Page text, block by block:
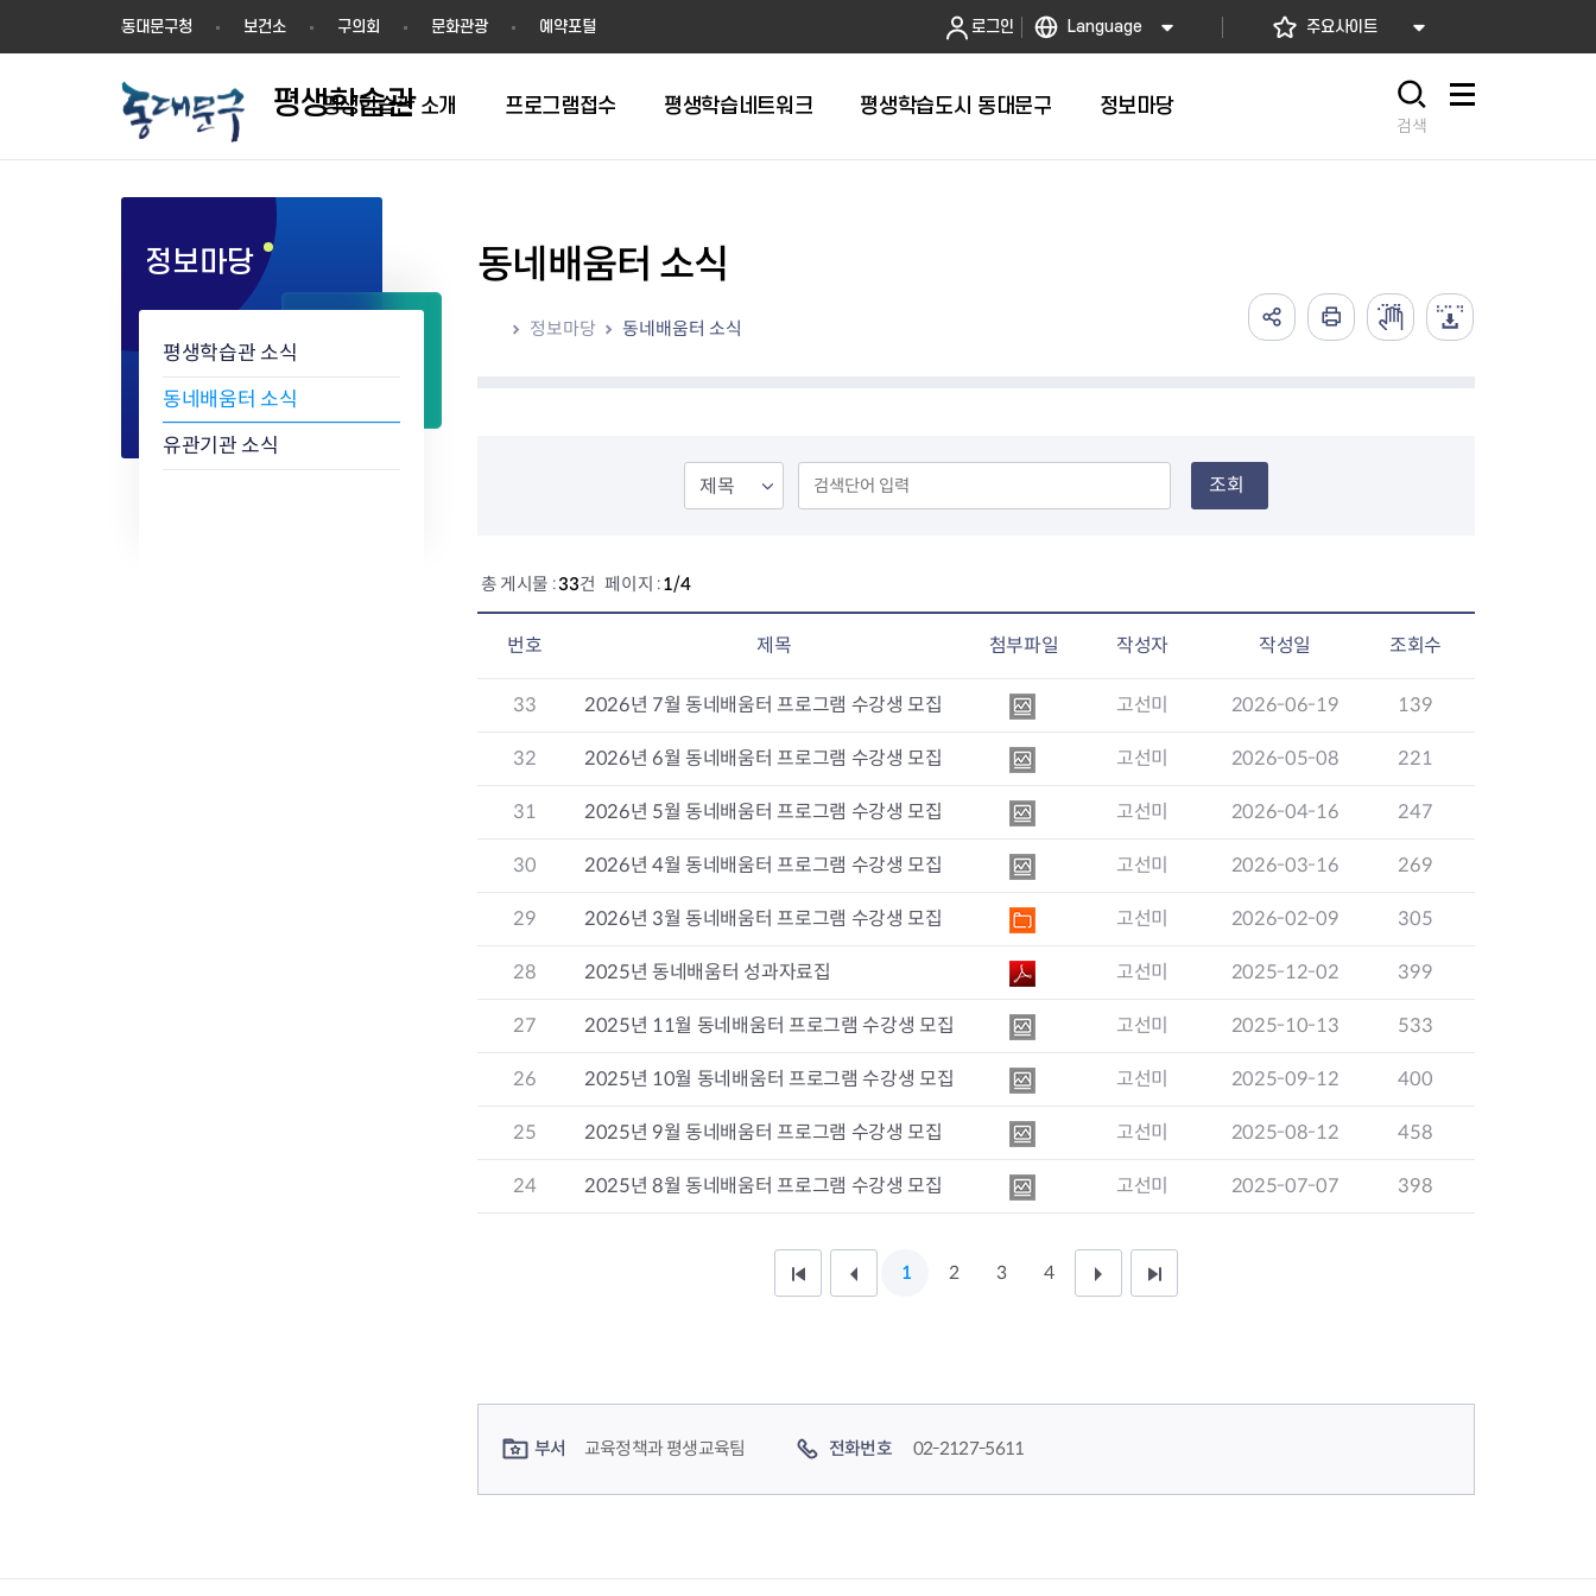
동대문구청 보건소 구의회 문화관광 예약포털 로그인 Language 주요사이트
평생학습관
평생학습관 소개 프로그램접수 평생학습네트워크
학습동아리 인증절차
학습동아리 현황
평생학습도시 동대문구 정보마당
검색
사이트맵
정보마당
평생학습관 소식
동네배움터 소식
유관기관 소식
동네배움터 소식
정보마당 동네배움터 소식
조회
총 게시물 :33건 페이지 :1/4
번호 제목 첨부파일 작성자 작성일 조회수
33 2026년 7월 동네배움터 프로그램 수강생 모집 고선미 2026-06-19 139
32 2026년 6월 동네배움터 프로그램 수강생 모집 고선미 2026-05-08 221
31 2026년 5월 동네배움터 프로그램 수강생 모집 고선미 2026-04-16 247
30 2026년 4월 동네배움터 프로그램 수강생 모집 고선미 2026-03-16 269
29 2026년 3월 동네배움터 프로그램 수강생 모집 고선미 2026-02-09 305
28 2025년 동네배움터 성과자료집 고선미 2025-12-02 399
27 2025년 11월 동네배움터 프로그램 수강생 모집 고선미 2025-10-13 533
26 2025년 10월 동네배움터 프로그램 수강생 모집 고선미 2025-09-12 400
25 2025년 9월 동네배움터 프로그램 수강생 모집 고선미 2025-08-12 458
24 2025년 8월 동네배움터 프로그램 수강생 모집 고선미 2025-07-07 398
처
지 페
1 2 3 4 끝
부서 교육정책과 평생교육팀 전화번호 02-2127-5611